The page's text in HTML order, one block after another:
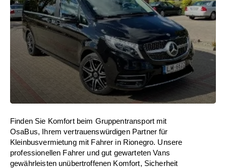
Finden Sie Komfort beim Gruppentransport mit
OsaBus, Ihrem vertrauenswürdigen Partner für
Kleinbusvermietung mit Fahrer in Rionegro. Unsere
professionellen Fahrer und gut gewarteten Vans
gewährleisten unübertroffenen Komfort, Sicherheit